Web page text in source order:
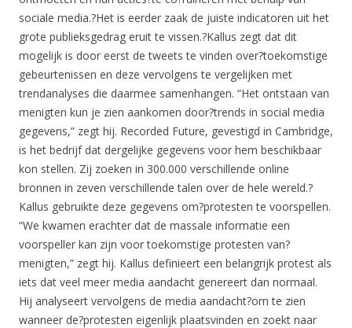
sociale media.?Het is eerder zaak de juiste indicatoren uit het
grote publieksgedrag eruit te vissen.?Kallus zegt dat dit
mogelijk is door eerst de tweets te vinden over?toekomstige
gebeurtenissen en deze vervolgens te vergelijken met
trendanalyses die daarmee samenhangen. “Het ontstaan van
menigten kun je zien aankomen door?trends in social media
gegevens,” zegt hij. Recorded Future, gevestigd in Cambridge,
is het bedrijf dat dergelijke gegevens voor hem beschikbaar
kon stellen. Zij zoeken in 300.000 verschillende online
bronnen in zeven verschillende talen over de hele wereld.?
Kallus gebruikte deze gegevens om?protesten te voorspellen.
“We kwamen erachter dat de massale informatie een
voorspeller kan zijn voor toekomstige protesten van?
menigten,” zegt hij. Kallus definieert een belangrijk protest als
iets dat veel meer media aandacht genereert dan normaal.
Hij analyseert vervolgens de media aandacht?om te zien
wanneer de?protesten eigenlijk plaatsvinden en zoekt naar